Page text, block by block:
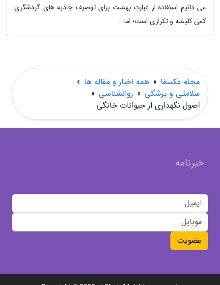
می دانیم استفاده از عبارت بهشت برای توصیف جاذبه های گردشگری
کمی کلیشه و تکراری است؛ اما...
مجله عکسفا » همه اخبار و مقاله ها »
سلامتی و پزشکی » روانشناسی »
اصول نگهداری از حیوانات خانگی
خبرنامه
عضویت